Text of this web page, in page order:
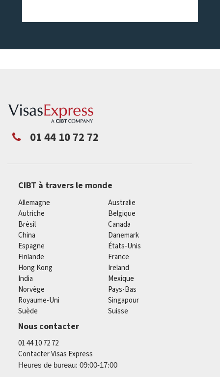
01 44 10 72 72
CIBT à travers le monde
Allemagne
Australie
Autriche
Belgique
Brésil
Canada
China
Danemark
Espagne
États-Unis
Finlande
France
Hong Kong
Ireland
India
Mexique
Norvège
Pays-Bas
Royaume-Uni
Singapour
Suède
Suisse
Nous contacter
01 44 10 72 72
Contacter Visas Express
Heures de bureau: 09:00-17:00